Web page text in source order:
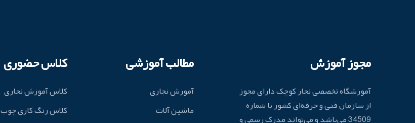
مجوز آموزش
آموزشگاه تخصصی نجار کوچک دارای مجوز
از سازمان فنی و حرفه‌ای کشور با شماره
34509 می‌باشد و می‌تواند مدرک رسمی و
مطالب آموزشی
آموزش نجاری
ماشین آلات
کلاس حضوری
کلاس آموزش نجاری
کلاس رنگ کاری چوب